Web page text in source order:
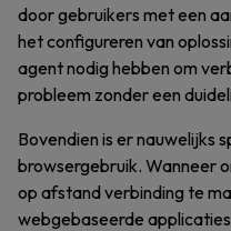
door gebruikers met een
het configureren van
agent nodig hebben om
probleem zonder een
Bovendien is er nauwelijks
browsergebruik. Wanneer
op afstand verbinding te
webgebaseerde